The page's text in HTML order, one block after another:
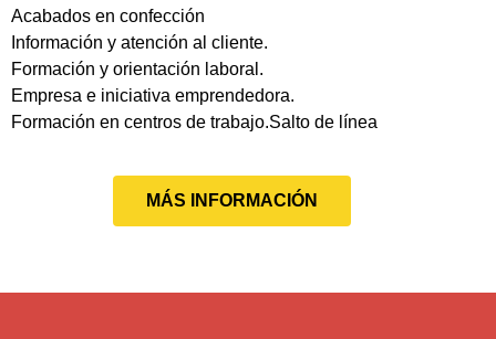
Acabados en confección
Información y atención al cliente.
Formación y orientación laboral.
Empresa e iniciativa emprendedora.
Formación en centros de trabajo.Salto de línea
MÁS INFORMACIÓN